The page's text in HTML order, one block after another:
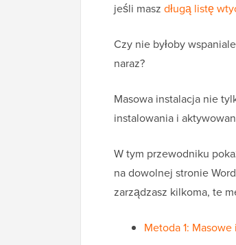
jeśli masz długą listę
Czy nie byłoby
naraz?
Masowa instalacja nie
instalowania i
W tym przewodniku
na dowolnej stronie
zarządzasz kilkoma, te
Metoda 1: